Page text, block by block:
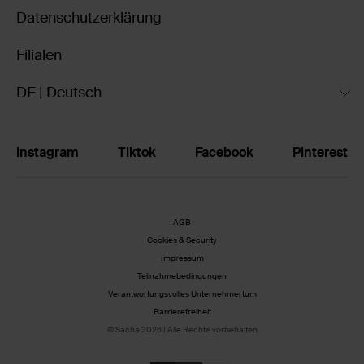
Datenschutzerklärung
Filialen
DE | Deutsch
Instagram Tiktok Facebook Pinterest
AGB
Cookies & Security
Impressum
Teilnahmebedingungen
Verantwortungsvolles Unternehmertum
Barrierefreiheit
© Sacha 2026 | Alle Rechte vorbehalten